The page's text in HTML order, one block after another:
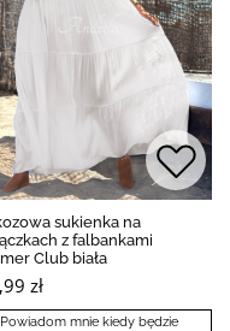
sukienka na
z falbankami
Club biała
zł
Powiadom mnie kiedy będzie